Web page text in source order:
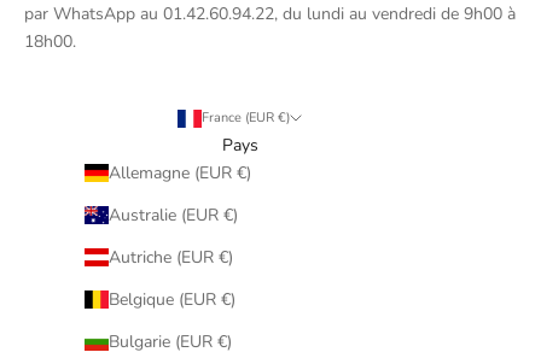
par WhatsApp au 01.42.60.94.22, du lundi au vendredi de 9h00 à
18h00.
France (EUR €)
Pays
Allemagne (EUR €)
Australie (EUR €)
Autriche (EUR €)
Belgique (EUR €)
Bulgarie (EUR €)